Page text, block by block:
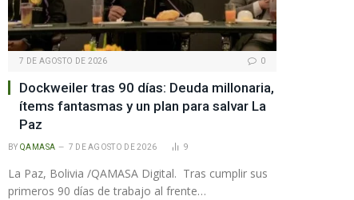
7 DE AGOSTO DE 2026 0
Dockweiler tras 90 días: Deuda millonaria,
ítems fantasmas y un plan para salvar La
Paz
BY QAMASA 7 DE AGOSTO DE 2026 9
La Paz, Bolivia /QAMASA Digital. Tras cumplir sus
primeros 90 días de trabajo al frente…